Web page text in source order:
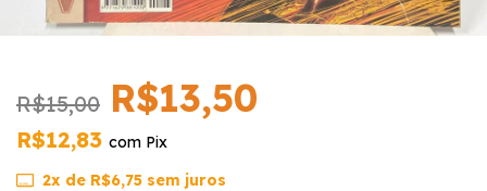
R$15,00 R$13,50
R$12,83 com Pix
2x de R$6,75sem juros